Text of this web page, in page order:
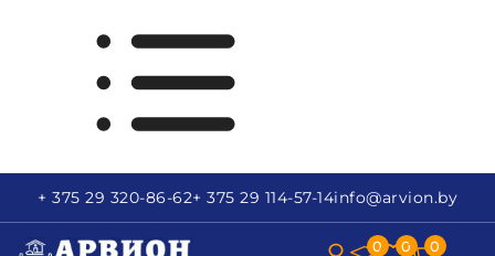
+ 375 29 320-86-62+ 375 29 114-57-14info@arvion.by
0 0 0